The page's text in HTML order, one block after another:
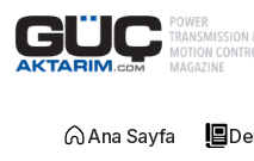
Ana Sayfa